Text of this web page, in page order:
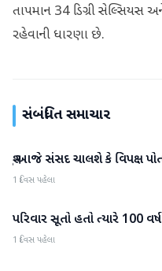
તાપમાન 34 ડિગ્રી સેલ્સિયસ
રહેવાની ધારણા છે.
સંબંધિત સમાચાર
રાષ્ટ્રીય
શું આજે સંસદ ચાલશે કે વિપક્ષ
1 દિવસ પહેલા
રાષ્ટ્રીય
પરિવાર સૂતો હતો ત્યારે 100
1 દિવસ પહેલા